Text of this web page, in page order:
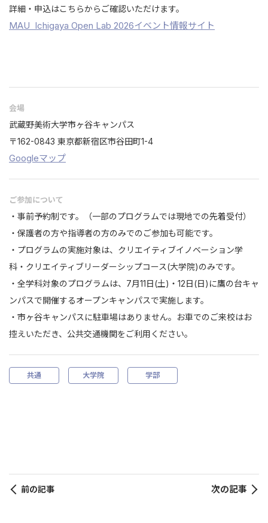
詳細・申込はこちらからご確認いただけます。
MAU Ichigaya Open Lab 2026イベント情報サイト
会場
武蔵野美術大学市ヶ谷キャンパス
〒162-0843 東京都新宿区市谷田町1-4
Googleマップ
ご参加について
・事前予約制です。（一部のプログラムでは現地での先着受付）
・保護者の方や指導者の方のみでのご参加も可能です。
・プログラムの実施対象は、クリエイティブイノベーション学
科・クリエイティブリーダーシップコース(大学院)のみです。
・全学科対象のプログラムは、7月11日(土)・12日(日)に鷹の台キャ
ンパスで開催するオープンキャンパスで実施します。
・市ヶ谷キャンパスに駐車場はありません。お車でのご来校はお
控えいただき、公共交通機関をご利用ください。
共通 大学院 学部
前の記事 次の記事